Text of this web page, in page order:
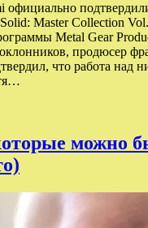
официально
Master Collection
Metal Gear
продюсер
что работа над
можно